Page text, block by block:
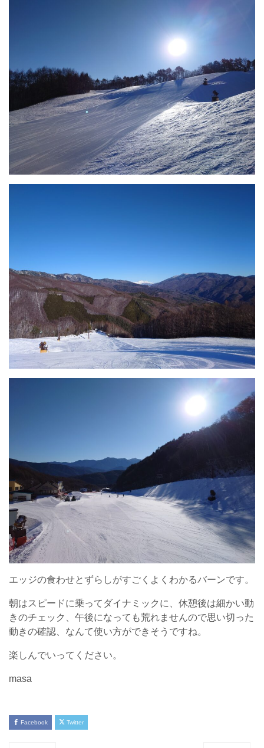
エッジの食わせとずらしがすごくよくわかるバーンです。
朝はスピードに乗ってダイナミックに、休憩後は細かい動
きのチェック、午後になっても荒れませんので思い切った
動きの確認、なんて使い方ができそうですね。
楽しんでいってください。
masa
Facebook Twitter